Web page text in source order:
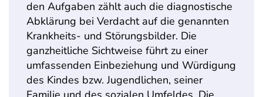
den Aufgaben zählt auch die diagnostische
Abklärung bei Verdacht auf die genannten
Krankheits- und Störungsbilder. Die
ganzheitliche Sichtweise führt zu einer
umfassenden Einbeziehung und Würdigung
des Kindes bzw. Jugendlichen, seiner